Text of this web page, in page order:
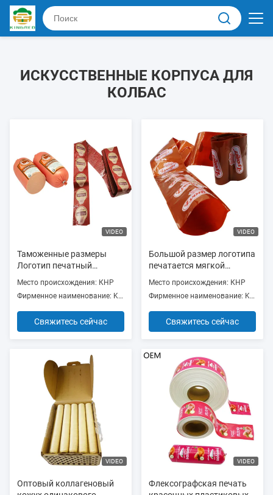
ИСКУССТВЕННЫЕ КОРПУСА ДЛЯ
КОЛБАС
VIDEO
Таможенные размеры
Логотип печатный
Пластиковые колбасные
корпуса
Место происхождения: КНР
Фирменное наименование: Kingred
Свяжитесь сейчас
VIDEO
Большой размер логотипа
печатается мягкой
одноразовых колбасных
корпусов для
пользовательского
брендинга
Место происхождения: КНР
Фирменное наименование: Kingred
Свяжитесь сейчас
VIDEO
Оптовый коллагеновый
VIDEO
Флексографская печать